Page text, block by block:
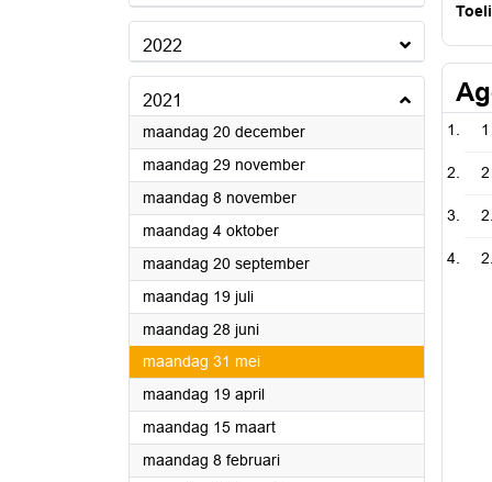
2022
2021
maandag 20 december2021
maandag 29 november2021
maandag 8 november2021
maandag 4 oktober2021
maandag 20 september2021
maandag 19 juli2021
maandag 28 juni2021
maandag 31 mei2021
maandag 19 april2021
maandag 15 maart2021
maandag 8 februari2021
1
2